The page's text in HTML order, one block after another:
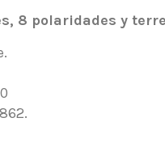
8 polaridades y